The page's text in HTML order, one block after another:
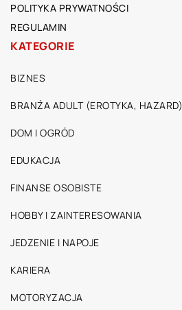
POLITYKA PRYWATNOŚCI
REGULAMIN
KATEGORIE
BIZNES
BRANŻA ADULT (EROTYKA, HAZARD)
DOM I OGRÓD
EDUKACJA
FINANSE OSOBISTE
HOBBY I ZAINTERESOWANIA
JEDZENIE I NAPOJE
KARIERA
MOTORYZACJA